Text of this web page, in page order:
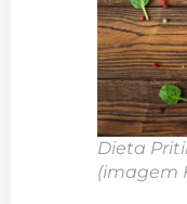
Dieta
(imagem